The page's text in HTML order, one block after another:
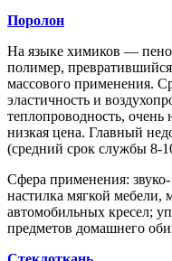
Поролон
На языке химиков ―
полимер,
массового применения.
эластичность и
теплопроводность, очень
низкая цена. Главный
(средний срок службы 8-
Сфера применения:
настилка мягкой мебели,
автомобильных кресел;
предметов домашнего